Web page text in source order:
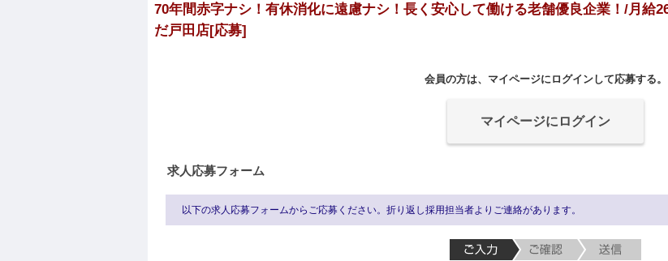
70年間赤字ナシ！有休消化に遠慮ナシ！長く安心して働ける老舗優良企業！/月給
だ戸田店[応募]
会員の方は、マイページにログインして応募する。
マイページにログイン
求人応募フォーム
以下の求人応募フォームからご応募ください。折り返し採用担当者よりご連絡があります。